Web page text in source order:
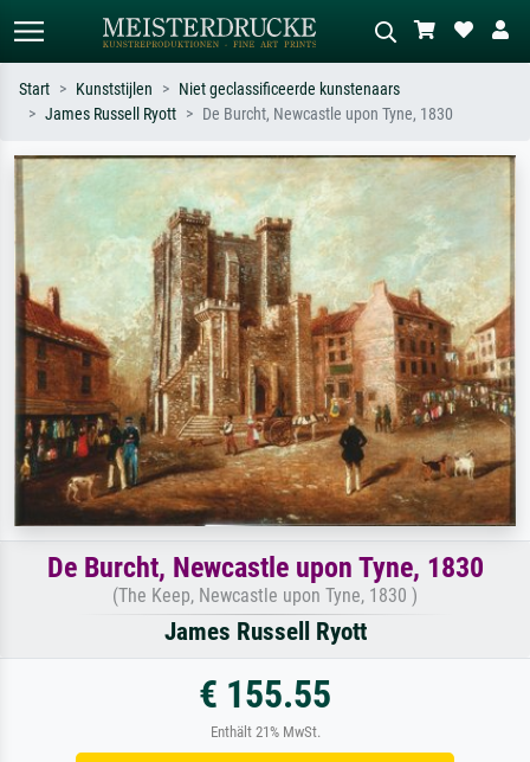
Zoek op kunstenaar, titel of stijl – bijv.
Monet, Sterrennacht, impressionisme,
Hokusai-golf, naakt.
Beschrijf de scène – bijv. groene
weide, abstract met veel rood, donker
olieverfschilderij, staand naakt naast
een boom.
Start Kunststijlen
Niet geclassificeerde kunstenaars
James Russell Ryott
De Burcht, Newcastle upon Tyne, 1830
De Burcht, Newcastle upon Tyne, 1830
(The Keep, Newcastle upon Tyne, 1830 )
James Russell Ryott
€ 155.55
Enthält 21% MwSt.